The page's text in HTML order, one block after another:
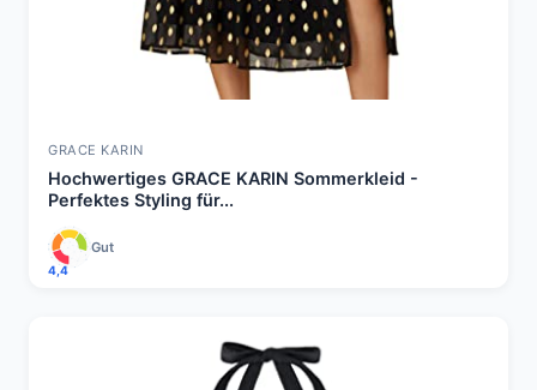
GRACE KARIN
Hochwertiges GRACE KARIN Sommerkleid -
Perfektes Styling für...
4,4
Gut